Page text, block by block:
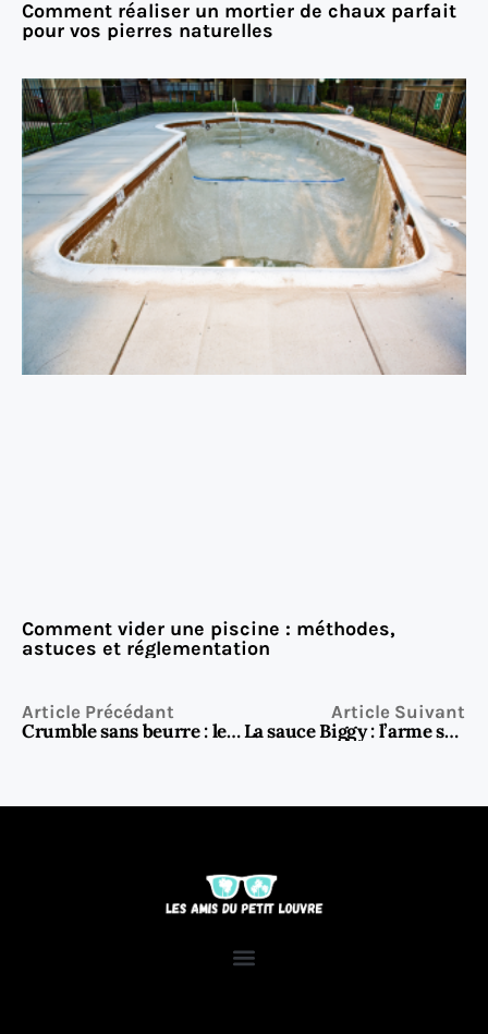
Comment réaliser un mortier de chaux parfait
pour vos pierres naturelles
Comment vider une piscine : méthodes,
astuces et réglementation
Article Précédant
Crumble sans beurre : le dessert croustillant, léger et ultra gourmand à tester d’urgence
Article Suivant
La sauce Biggy : l’arme secrète des gourmets du fast-food